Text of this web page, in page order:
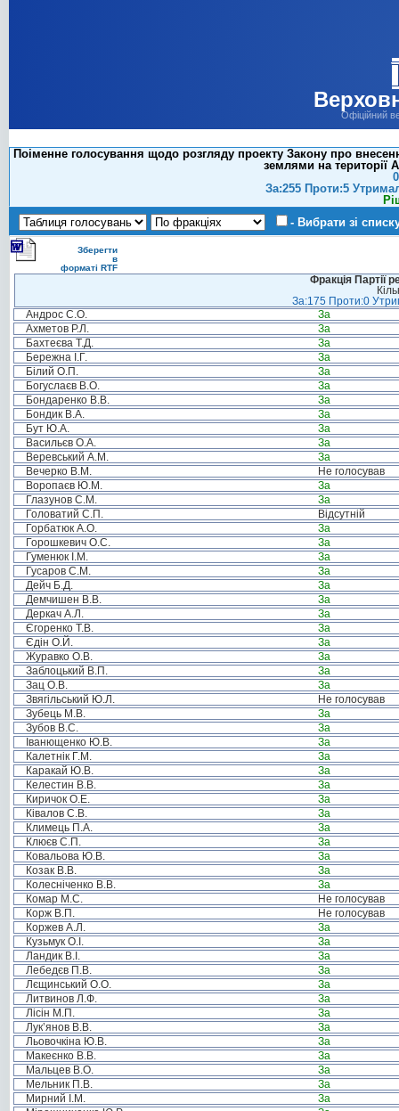
Офіційний
Поіменне голосування щодо розгляду проекту Закону про
землями на території
За:255 Проти:5
- Вибрати зі
Зберегти
в
форматі RTF
Фракція Партії
За:175 Проти:0
Андрос С.О.
За
Ахметов Р.Л.
За
Бахтеєва Т.Д.
За
Бережна І.Г.
За
Білий О.П.
За
Богуслаєв В.О.
За
Бондаренко В.В.
За
Бондик В.А.
За
Бут Ю.А.
За
Васильєв О.А.
За
Веревський А.М.
За
Вечерко В.М.
Не голосував
Воропаєв Ю.М.
За
Глазунов С.М.
За
Головатий С.П.
Відсутній
Горбатюк А.О.
За
Горошкевич О.С.
За
Гуменюк І.М.
За
Гусаров С.М.
За
Дейч Б.Д.
За
Демчишен В.В.
За
Деркач А.Л.
За
Єгоренко Т.В.
За
Єдін О.Й.
За
Журавко О.В.
За
Заблоцький В.П.
За
Зац О.В.
За
Звягільський Ю.Л.
Не голосував
Зубець М.В.
За
Зубов В.С.
За
Іванющенко Ю.В.
За
Калетнік Г.М.
За
Каракай Ю.В.
За
Келестин В.В.
За
Киричок О.Е.
За
Ківалов С.В.
За
Климець П.А.
За
Клюєв С.П.
За
Ковальова Ю.В.
За
Козак В.В.
За
Колесніченко В.В.
За
Комар М.С.
Не голосував
Корж В.П.
Не голосував
Коржев А.Л.
За
Кузьмук О.І.
За
Ландик В.І.
За
Лебедєв П.В.
За
Лєщинський О.О.
За
Литвинов Л.Ф.
За
Лісін М.П.
За
Лук’янов В.В.
За
Льовочкіна Ю.В.
За
Макеєнко В.В.
За
Мальцев В.О.
За
Мельник П.В.
За
Мирний І.М.
За